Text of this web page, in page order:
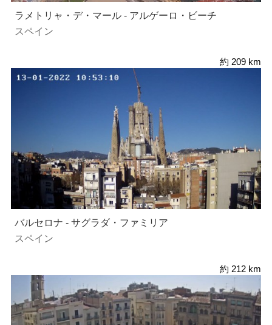
ラメトリャ・デ・マール - アルゲーロ・ビーチ
スペイン
約 209 km
バルセロナ - サグラダ・ファミリア
スペイン
約 212 km